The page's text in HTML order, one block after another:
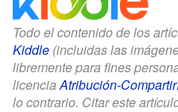
Todo el contenido de los
Kiddle (incluidas las
libremente para fines
licenciaAtribución-
lo contrario. Citar este